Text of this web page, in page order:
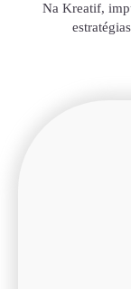
Na Kreatif,